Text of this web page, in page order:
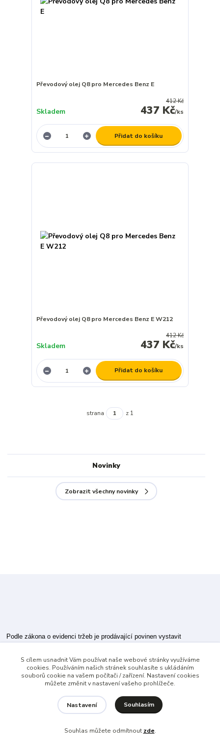
Převodový olej Q8 pro Mercedes Benz E
412 Kč
437 Kč/ks
Skladem
Přidat do košíku
Převodový olej Q8 pro Mercedes Benz E W212
412 Kč
437 Kč/ks
Skladem
Přidat do košíku
strana z 1
Novinky
Zobrazit všechny novinky
Podle zákona o evidenci tržeb je prodávající povinen vystavit
Zároveň je povinen zaevidovat přijatou tržbu u správce daně online; v
případě technického výpadku pak nejpozději do 48 hodin.
S cílem usnadnit Vám používat naše webové stránky využíváme
cookies. Používáním našich stránek souhlasíte s ukládáním
souborů cookie na vašem počítači / zařízení. Nastavení cookies
můžete změnit v nastavení vašeho prohlížeče.
Nastavení Souhlasím
Souhlas můžete odmítnout zde.